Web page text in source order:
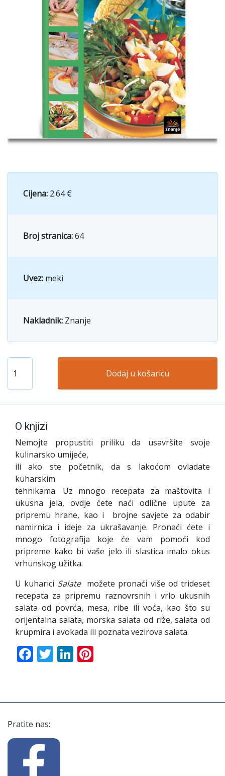
Cijena: 2.64 €
Broj stranica:64
Uvez: meki
Nakladnik: Znanje
Dodaj u košaricu
O knjizi
Nemojte propustiti priliku da usavršite svoje
kulinarsko umijeće,
ili ako ste početnik, da s lakoćom ovladate
kuharskim
tehnikama. Uz mnogo recepata za maštovita i
ukusna jela, ovdje ćete naći odlične upute za
pripremu hrane, kao i brojne savjete za odabir
namirnica i ideje za ukrašavanje. Pronaći ćete i
mnogo fotografija koje će vam pomoći kod
pripreme kako bi vaše jelo ili slastica imalo okus
vrhunskog užitka.
U kuharici Salate možete pronaći više od trideset
recepata za pripremu raznovrsnih i vrlo ukusnih
salata od povrća, mesa, ribe ili voća, kao što su
orijentalna salata, morska salata od riže, salata od
krupmira i avokada ili poznata vezirova salata.
Facebook
TwitterLinkedIn
Pratite nas: